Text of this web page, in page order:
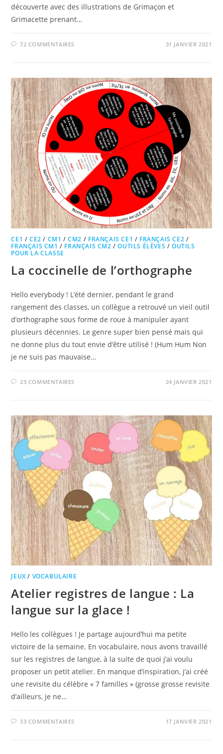
découverte avec des illustrations de Grimaçon et
Grimacette prenant…
72 COMMENTAIRES 31 JANVIER 2021
CE1 /CE2 / CM1 /CM2 / FRANÇAIS CE1 / FRANÇAIS CE2 /
FRANÇAIS CM1 / FRANÇAIS CM2 /OUTILS ÉLÈVES /OUTILS
POUR LA CLASSE
La coccinelle de l’orthographe
Hello everybody ! L’été dernier, pendant le grand
rangement des classes, un collègue a retrouvé un vieil outil
d’orthographe sous forme de roue à manipuler ayant
plusieurs décennies. Le genre super bien pensé mais qui
ne donne plus du tout envie d’être utilisé ! (Hum Hum Non
je ne suis pas mauvaise…
23 COMMENTAIRES 24 JANVIER 2021
JEUX/ VOCABULAIRE
Atelier registres de langue : La
langue sur la glace !
Hello les collègues ! Je partage aujourd’hui ma petite
victoire de la semaine. En vocabulaire, nous avons travaillé
sur les registres de langue, à la suite de quoi j’ai voulu
proposer un petit atelier. En manque d’inspiration, j’ai créé
une revisite du célèbre « 7 familles » (grosse grosse revisite
d’ailleurs, je ne…
33 COMMENTAIRES 17 JANVIER 2021